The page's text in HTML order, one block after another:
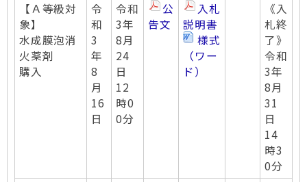
【Ａ等級対
象】
水成膜泡消
火薬剤
購入
令
和
3
年
8
月
16
日
令和
3年
8月
24
日
12
時0
0分
公
告文
入札
説明書
様式
（ワー
ド）
《入
札終
了》
令和
3年
8月
31
日
14
時3
0分